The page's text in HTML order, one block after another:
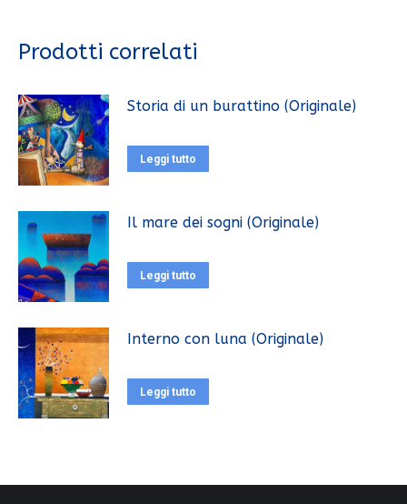
Prodotti correlati
Storia di un burattino (Originale)
Leggi tutto
Il mare dei sogni (Originale)
Leggi tutto
Interno con luna (Originale)
Leggi tutto